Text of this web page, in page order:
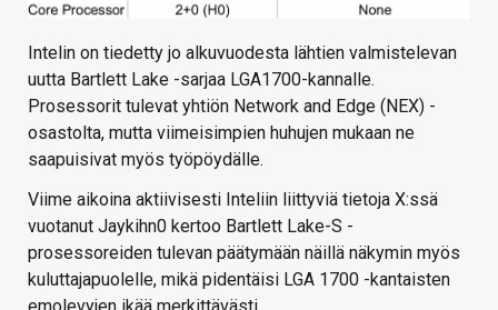
Intelin on tiedetty jo alkuvuodesta lähtien valmistelevan
uutta Bartlett Lake -sarjaa LGA1700-kannalle.
Prosessorit tulevat yhtiön Network and Edge (NEX) -
osastolta, mutta viimeisimpien huhujen mukaan ne
saapuisivat myös työpöydälle.
Viime aikoina aktiivisesti Inteliin liittyviä tietoja X:ssä
vuotanut Jaykihn0 kertoo Bartlett Lake-S -
prosessoreiden tulevan päätymään näillä näkymin myös
kuluttajapuolelle, mikä pidentäisi LGA 1700 -kantaisten